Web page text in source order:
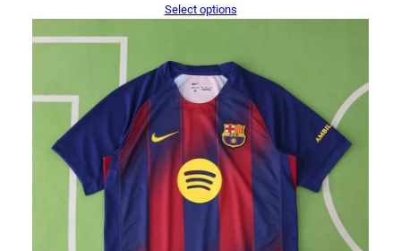
Select options